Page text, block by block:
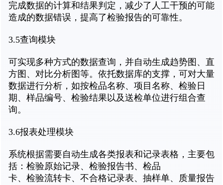
完成数据的计算和结果判定，减少了人工干预的可能
造成的数据错误，提高了检验报告的可靠性。
3.5查询模块
可实现多种方式的数据查询，并自动生成趋势图、直
方图、对比分析图等。依托数据库的支撑，可对大量
数据进行分析，如按检品名称、项目名称、检验日
期、样品编号、检验结果以及送检单位进行组合查
询。
3.6报表处理模块
系统根据需要自动生成各类报表和记录表格，主要包
括：检验原始记录、检验报告书、检品
卡、检验流转卡、不合格记录表、抽样单、质量报告